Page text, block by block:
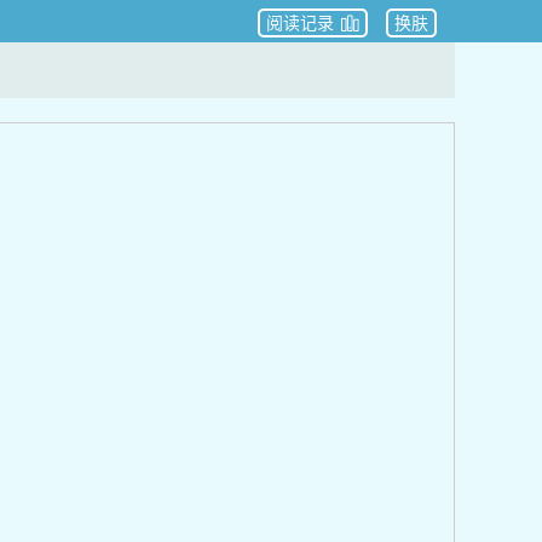
换肤
阅读记录